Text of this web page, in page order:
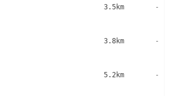
3.5km -
3.8km -
5.2km -